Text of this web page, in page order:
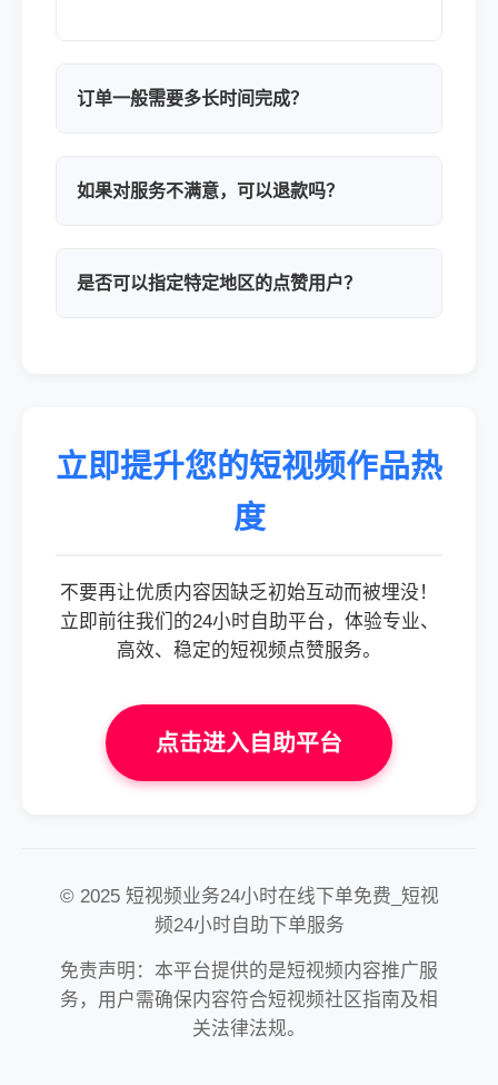
订单一般需要多长时间完成？
如果对服务不满意，可以退款吗？
是否可以指定特定地区的点赞用户？
立即提升您的短视频作品热
度
不要再让优质内容因缺乏初始互动而被埋没！
立即前往我们的24小时自助平台，体验专业、
高效、稳定的短视频点赞服务。
点击进入自助平台
© 2025 短视频业务24小时在线下单免费_短视
频24小时自助下单服务
免责声明：本平台提供的是短视频内容推广服
务，用户需确保内容符合短视频社区指南及相
关法律法规。